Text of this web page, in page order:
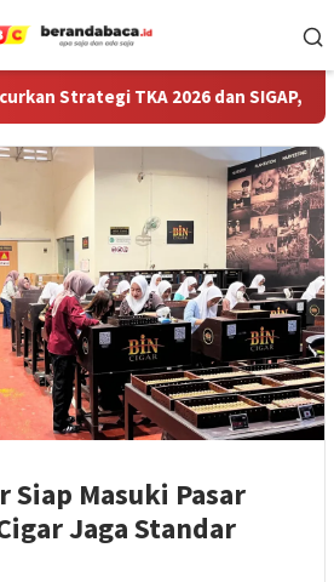
TKA 2026 dan SIGAP, Genjot
Siap Masuki Pasar
Jaga Standar